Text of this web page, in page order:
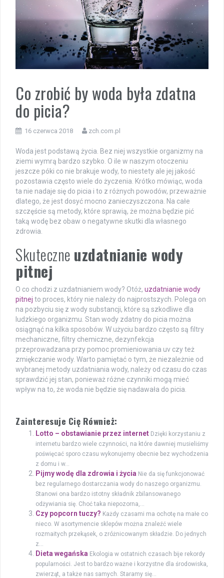
Co zrobić by woda była zdatna
do picia?
16 czerwca 2018 zch.com.pl
Woda jest podstawą życia. Bez niej wszystkie organizmy na
ziemi wymrą bardzo szybko. O ile w naszym otoczeniu
jeszcze póki co nie brakuje wody, to niestety ale jej jakość
pozostawia często wiele do życzenia. Krótko mówiąc, woda
ta nie nadaje się do picia i to z różnych powodów, przeważnie
dlatego, że jest dosyć mocno zanieczyszczona. Na całe
szczęście są metody, które sprawią, że można będzie pić
taką wodę bez obaw o negatywne skutki dla własnego
zdrowia.
Skuteczne uzdatnianie wody
pitnej
O co chodzi z uzdatnianiem wody? Otóż, uzdatnianie wody
pitnej to proces, który nie należy do najprostszych. Polega on
na pozbyciu się z wody substancji, które są szkodliwe dla
ludzkiego organizmu. Stan wody zdatny do picia można
osiągnąć na kilka sposobów. W użyciu bardzo często są filtry
mechaniczne, filtry chemiczne, dezynfekcja
przeprowadzana przy pomoc promieniowania uv czy też
zmiękczanie wody. Warto pamiętać o tym, że niezależnie od
wybranej metody uzdatniania wody, należy od czasu do czas
sprawdzić jej stan, ponieważ różne czynniki mogą mieć
wpływ na to, że woda nie będzie się nadawała do picia.
Zainteresuje Cię Również:
Lotto – obstawianie przez internet Dzięki korzystaniu z
internetu bardzo wiele czynności, na które dawniej musieliśmy
poświęcać sporo czasu wykonujemy obecnie bez wychodzenia
z domu i w...
Pijmy wodę dla zdrowia i życia Nie da się funkcjonować
bez regularnego dostarczania wody do naszego organizmu.
Stanowi ona bardzo istotny składnik zbilansowanego
odżywiania się. Choć taka niepozorna,...
Czy popcorn tuczy? Każdy czasami ma ochotę na małe co
nieco. W asortymencie sklepów można znaleźć wiele
rozmaitych przekąsek, o zróżnicowanym składzie. Do jednych
z...
Dieta wegańska Ekologia w ostatnich czasach bije rekordy
popularności. Jest to bardzo ważne i korzystne dla środowiska,
zwierząt, a także nas samych. Staramy się...